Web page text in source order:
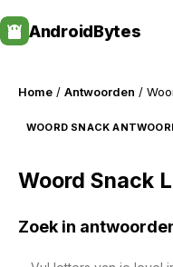
to
content
AndroidBytes
Home / Antwoorden /
WOORD SNACK
Woord Snack
Zoek in